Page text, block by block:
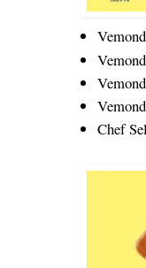
Chef